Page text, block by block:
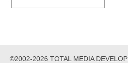
©2002-2026 TOTAL MEDIA